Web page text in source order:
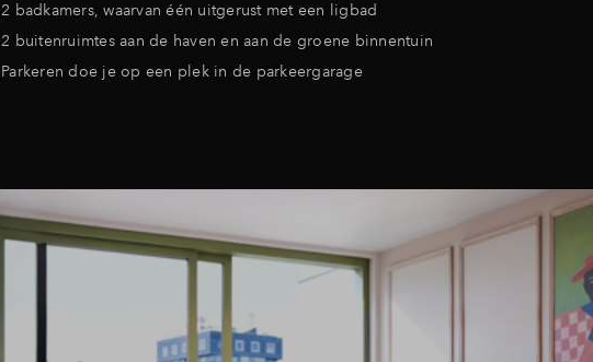
2 badkamers, waarvan één uitgerust met een ligbad
2 buitenruimtes aan de haven en aan de groene binnentuin
Parkeren doe je op een plek in de parkeergarage